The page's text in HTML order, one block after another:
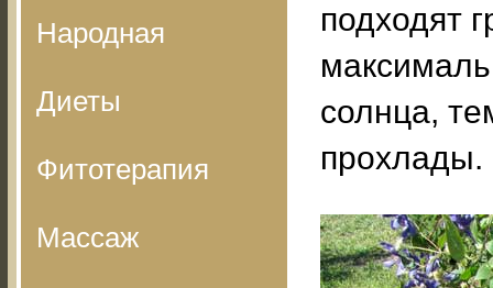
Народная
Диеты
Фитотерапия
Массаж
подходят
солнца,
прохлады.